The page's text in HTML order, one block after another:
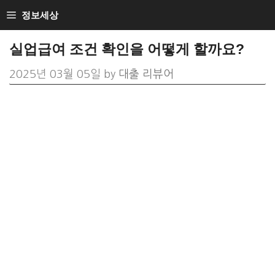
Skip
to
content
정보세상
실업급여 조건 확인을 어떻게 할까요?
2025년 03월 05일 by 대출 리뷰어